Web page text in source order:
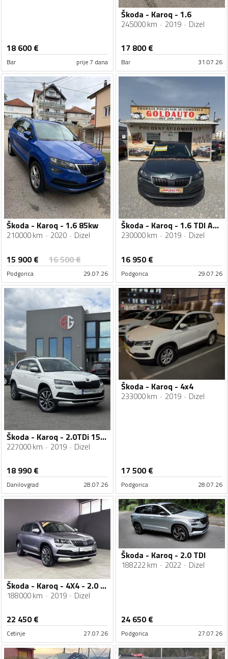
18 600€
Bar prije 7 dana
Škoda - Karoq - 1.6
245000 km 2019 Dizel
17 800€
Bar 31.07.26
Škoda - Karoq - 1.6 85kw
210000 km 2020 Dizel
15 900€ 16 500€
Podgorica 29.07.26
Škoda - Karoq - 1.6 TDI Automatic
230000 km 2019 Dizel
16 950€
Podgorica 29.07.26
Škoda - Karoq - 2.0TDi 150KS SCOUT DSG
227000 km 2019 Dizel
18 990€
Danilovgrad 28.07.26
Škoda - Karoq - 4x4
233000 km 2019 Dizel
17 500€
Podgorica 28.07.26
Škoda - Karoq - 4X4 - 2.0 TDI 150 KS
188000 km 2019 Dizel
22 450€
Cetinje 27.07.26
Škoda - Karoq - 2.0 TDI
188222 km 2022 Dizel
24 650€
Podgorica 27.07.26